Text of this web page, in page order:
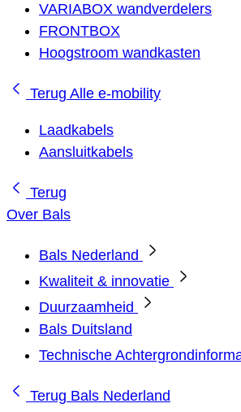
VARIABOX wandverdelers
FRONTBOX
Hoogstroom wandkasten
Terug Alle e-mobility
Laadkabels
Aansluitkabels
Terug
Over Bals
Bals Nederland
Kwaliteit & innovatie
Duurzaamheid
Bals Duitsland
Technische
Terug Bals Nederland